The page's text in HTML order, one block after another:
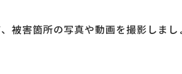
被害箇所の写真や動画を撮影しまし